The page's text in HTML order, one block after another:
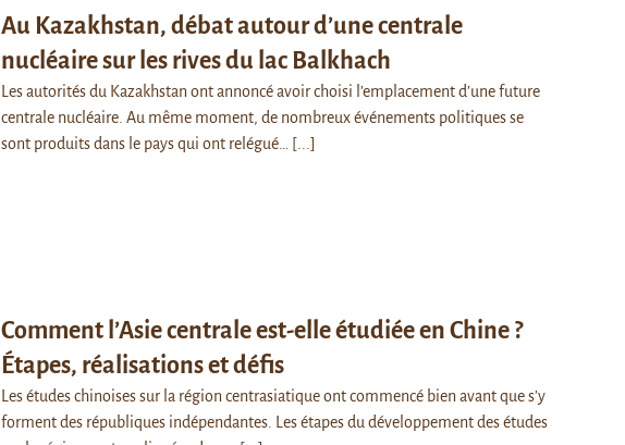
Au Kazakhstan, débat autour d’une centrale
nucléaire sur les rives du lac Balkhach
Les autorités du Kazakhstan ont annoncé avoir choisi l’emplacement d’une future
centrale nucléaire. Au même moment, de nombreux événements politiques se
sont produits dans le pays qui ont relégué…
[...]
Comment l’Asie centrale est-elle étudiée en Chine ?
Étapes, réalisations et défis
Les études chinoises sur la région centrasiatique ont commencé bien avant que s’y
forment des républiques indépendantes. Les étapes du développement des études